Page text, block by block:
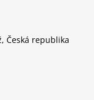
Česká republika